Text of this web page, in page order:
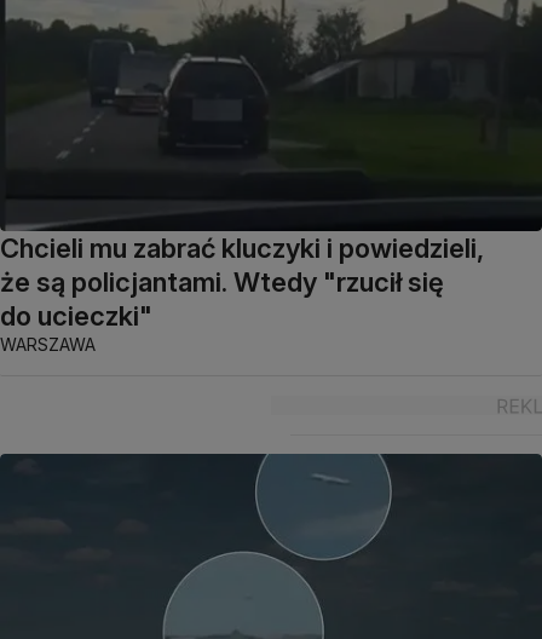
Chcieli mu zabrać kluczyki i powiedzieli,
że są policjantami. Wtedy "rzucił się
do ucieczki"
WARSZAWA